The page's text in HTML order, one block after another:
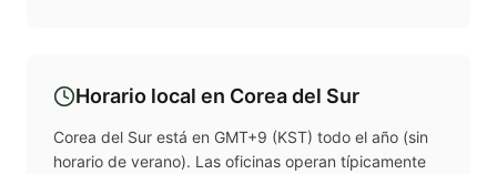
Horario local en Corea del Sur
Corea del Sur está en GMT+9 (KST) todo el año (sin
horario de verano). Las oficinas operan típicamente